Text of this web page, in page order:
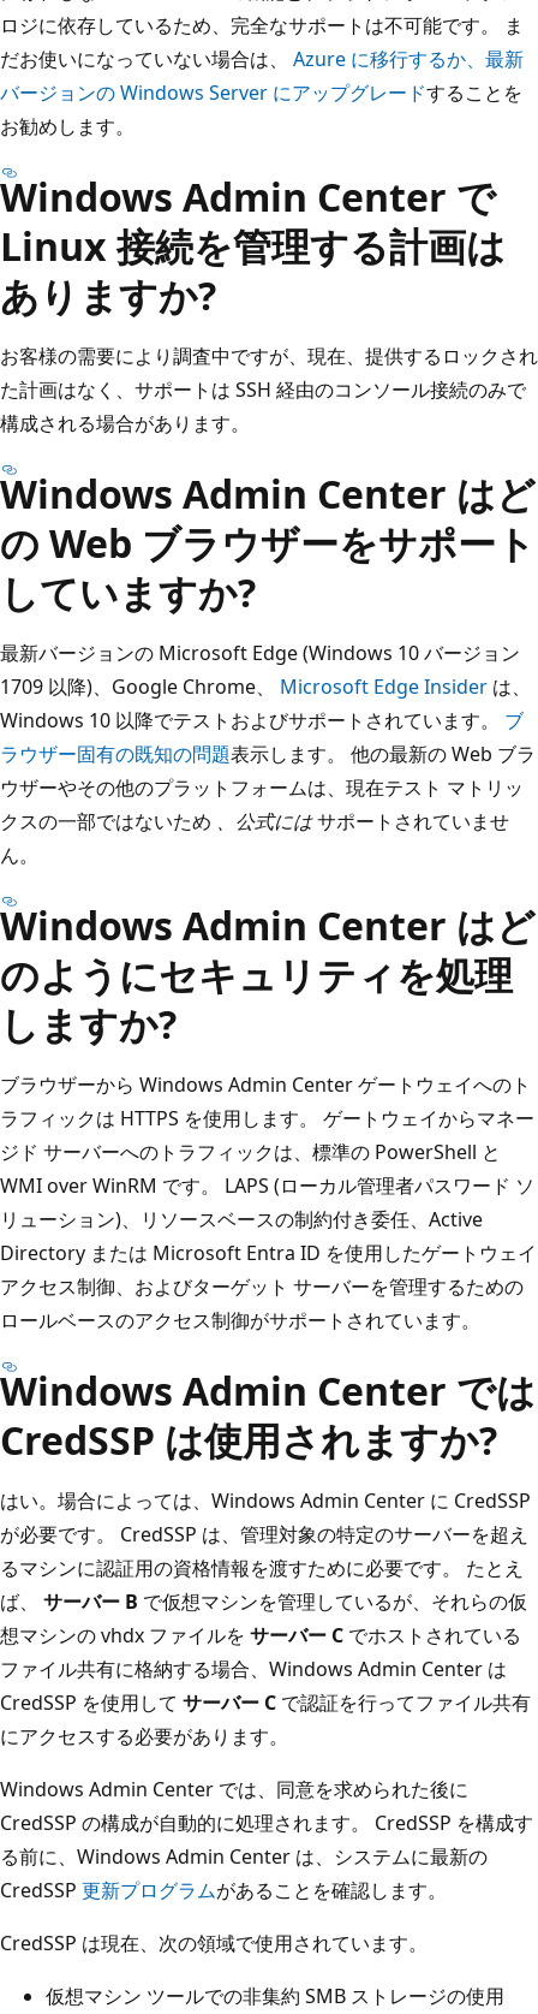
ロジに依存しているため、完全なサポートは不可能です。 ま
だお使いになっていない場合は、 Azure に移行するか、最新
バージョンの Windows Server にアップグレードすることを
お勧めします。
Windows Admin Center で
Linux 接続を管理する計画は
ありますか?
お客様の需要により調査中ですが、現在、提供するロックされ
た計画はなく、サポートは SSH 経由のコンソール接続のみで
構成される場合があります。
Windows Admin Center はど
の Web ブラウザーをサポート
していますか?
最新バージョンの Microsoft Edge (Windows 10 バージョン
1709 以降)、Google Chrome、 Microsoft Edge Insider は、
Windows 10 以降でテストおよびサポートされています。 ブ
ラウザー固有の既知の問題表示します。 他の最新の Web ブラ
ウザーやその他のプラットフォームは、現在テスト マトリッ
クスの一部ではないため 、公式にはサポートされていませ
ん。
Windows Admin Center はど
のようにセキュリティを処理
しますか?
ブラウザーから Windows Admin Center ゲートウェイへのト
ラフィックは HTTPS を使用します。 ゲートウェイからマネー
ジド サーバーへのトラフィックは、標準の PowerShell と
WMI over WinRM です。 LAPS (ローカル管理者パスワード ソ
リューション)、リソースベースの制約付き委任、Active
Directory または Microsoft Entra ID を使用したゲートウェイ
アクセス制御、およびターゲット サーバーを管理するための
ロールベースのアクセス制御がサポートされています。
Windows Admin Center では
CredSSP は使用されますか?
はい。場合によっては、Windows Admin Center に CredSSP
が必要です。 CredSSP は、管理対象の特定のサーバーを超え
るマシンに認証用の資格情報を渡すために必要です。 たとえ
ば、 サーバー B で仮想マシンを管理しているが、それらの仮
想マシンの vhdx ファイルを サーバー C でホストされている
ファイル共有に格納する場合、Windows Admin Center は
CredSSP を使用して サーバー C で認証を行ってファイル共有
にアクセスする必要があります。
Windows Admin Center では、同意を求められた後に
CredSSP の構成が自動的に処理されます。 CredSSP を構成す
る前に、Windows Admin Center は、システムに最新の
CredSSP 更新プログラムがあることを確認します。
CredSSP は現在、次の領域で使用されています。
仮想マシン ツールでの非集約 SMB ストレージの使用